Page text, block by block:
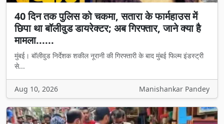
40 दिन तक पुलिस को चकमा, सतारा के फार्महाउस में
छिपा था बॉलीवुड डायरेक्टर; अब गिरफ्तार, जाने क्या है
मामला......
मुंबई। बॉलीवुड निर्देशक शकील नूरानी की गिरफ्तारी के बाद मुंबई फिल्म इंडस्ट्री
से...
Aug 10, 2026 Manishankar Pandey